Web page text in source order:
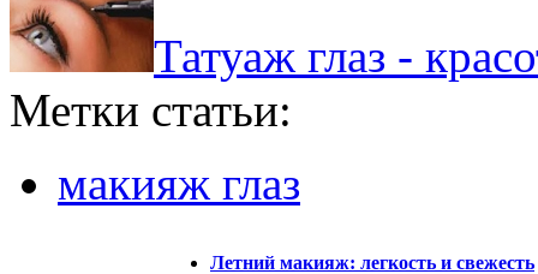
Татуаж глаз -
Метки статьи:
макияж глаз
Летний макияж: легкость и свежесть